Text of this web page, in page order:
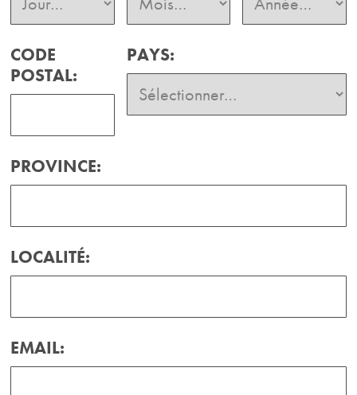
CODE
POSTAL:
PAYS:
PROVINCE:
LOCALITÉ:
EMAIL: